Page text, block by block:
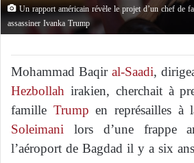
Un rapport américain révèle le projet d’un chef de
assassiner Ivanka Trump
Mohammad Baqiral-Saadi,
Hezbollah irakien, cherchait à
famille Trump en représailles
Soleimani lors d’une frappe
l’aéroport de Bagdad il y a six